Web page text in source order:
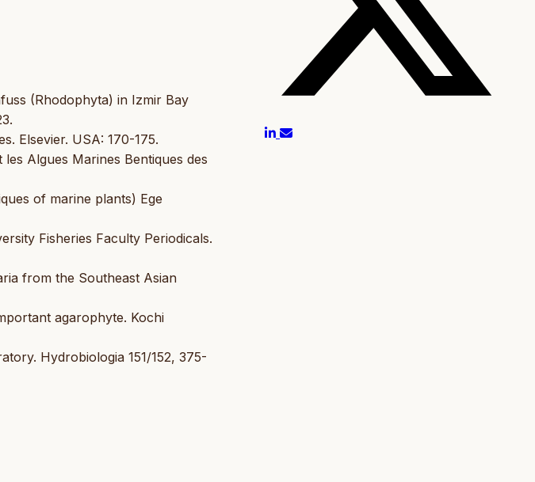
(Rhodophyta) in Izmir Bay
Elsevier. USA: 170-175.
Algues Marines Bentiques des
of marine plants) Ege
Fisheries Faculty Periodicals.
from the Southeast Asian
agarophyte. Kochi
Hydrobiologia 151/152, 375-